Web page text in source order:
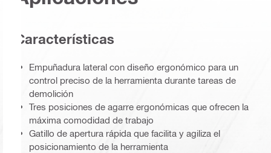
Características
Empuñadura lateral con diseño ergonómico para un
control preciso de la herramienta durante tareas de
demolición
Tres posiciones de agarre ergonómicas que ofrecen la
máxima comodidad de trabajo
Gatillo de apertura rápida que facilita y agiliza el
posicionamiento de la herramienta